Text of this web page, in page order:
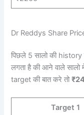
Dr Reddys Share
पिछले 5 सालो की
लगता है की आने वाले
target की बात करे तो
Target 1